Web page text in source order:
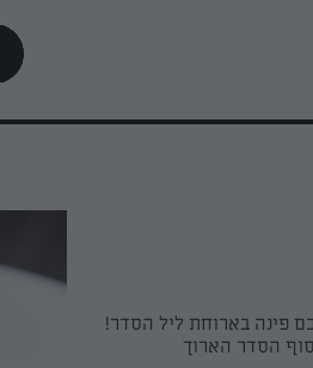
פינה בארוחת ליל הסדר!
הסדר הארוך